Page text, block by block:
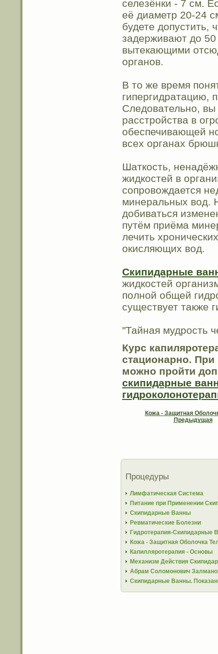
селезёнки - 7 см.
её диаметр 20-24
будете допустить,
задерживают до
вытекающими
органов.
В то же время
гипергидратацию,
Следовательно,
расстройства в
обеспечивающей
всех органах
Шаткость,
жидкостей в
сопровождается
минеральных вод.
добиваться
путём приёма
лечить
окисляющих вод.
Скипидарные
жидкостей
полной общей
существует также
"Тайная мудрость
Курс
стационарно.
можно пройти
скипидарные
Кожа - Защитная
Предыдущая
Процедуры
Лимфатическая Система
Питание при Применении
Скипидарные Ванны
Ревматические Болезни
Гидротерапия-Скипидарные
Кожа - Защитная Оболочка
Капилляротерапия - Основы
Механизм Действия
Абрам Соломонович
Скипидарные Ванны.